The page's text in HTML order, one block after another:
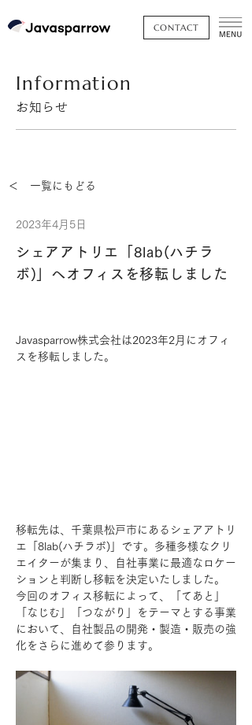
CONTACT
Information
お知らせ
＜ 一覧にもどる
2023年4月5日
シェアアトリエ「8lab(ハチラ
ボ)」へオフィスを移転しました
Javasparrow株式会社は2023年2月にオフィ
スを移転しました。
移転先は、千葉県松戸市にあるシェアアトリ
エ「8lab(ハチラボ)」です。多種多様なクリ
エイターが集まり、自社事業に最適なロケー
ションと判断し移転を決定いたしました。
今回のオフィス移転によって、「てあと」
「なじむ」「つながり」をテーマとする事業
において、自社製品の開発・製造・販売の強
化をさらに進めて参ります。